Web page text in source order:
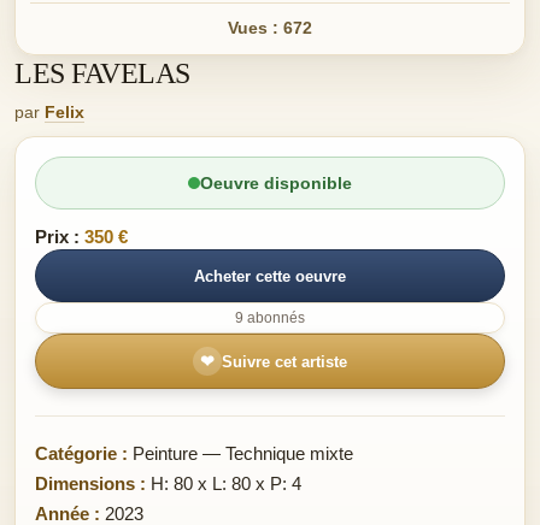
Vues : 672
LES FAVELAS
par Felix
Oeuvre disponible
Prix : 350 €
Acheter cette oeuvre
9 abonnés
❤ Suivre cet artiste
Catégorie : Peinture — Technique mixte
Dimensions : H: 80 x L: 80 x P: 4
Année : 2023